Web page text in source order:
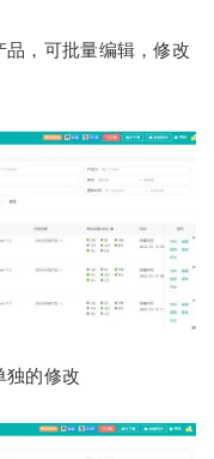
，可批量编辑，修改
独的修改